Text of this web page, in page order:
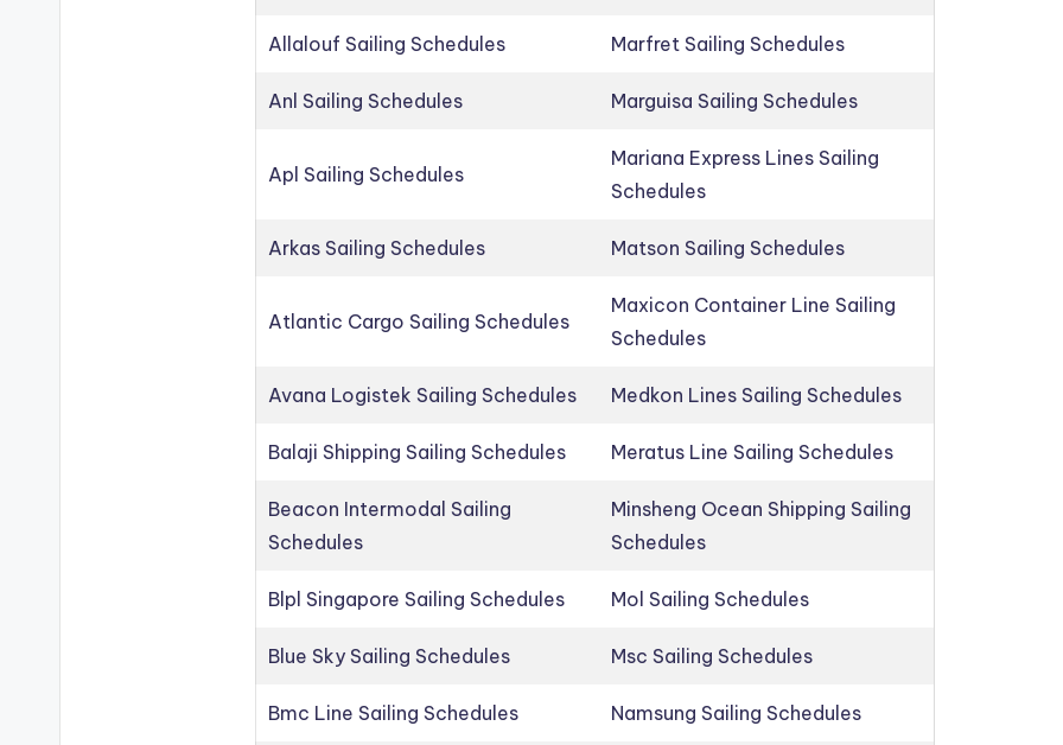
Allalouf Sailing Schedules Marfret Sailing Schedules
Anl Sailing Schedules Marguisa Sailing Schedules
Apl Sailing Schedules
Mariana Express Lines Sailing
Schedules
Arkas Sailing Schedules Matson Sailing Schedules
Atlantic Cargo Sailing Schedules
Maxicon Container Line Sailing
Schedules
Avana Logistek Sailing Schedules Medkon Lines Sailing Schedules
Balaji Shipping Sailing Schedules Meratus Line Sailing Schedules
Beacon Intermodal Sailing
Schedules
Minsheng Ocean Shipping Sailing
Schedules
Blpl Singapore Sailing Schedules Mol Sailing Schedules
Blue Sky Sailing Schedules Msc Sailing Schedules
Bmc Line Sailing Schedules Namsung Sailing Schedules